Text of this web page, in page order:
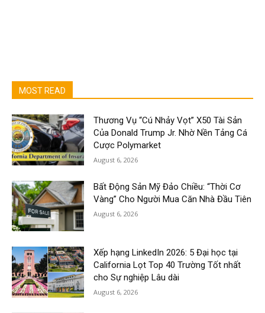
MOST READ
Thương Vụ “Cú Nhảy Vọt” X50 Tài Sản
Của Donald Trump Jr. Nhờ Nền Tảng Cá
Cược Polymarket
August 6, 2026
Bất Động Sản Mỹ Đảo Chiều: “Thời Cơ
Vàng” Cho Người Mua Căn Nhà Đầu Tiên
August 6, 2026
Xếp hạng LinkedIn 2026: 5 Đại học tại
California Lọt Top 40 Trường Tốt nhất
cho Sự nghiệp Lâu dài
August 6, 2026